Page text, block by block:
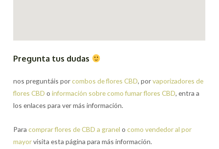
Pregunta tus dudas
nos preguntáis porcombos de flores CBD, porvaporizadores de
flores CBD oinformación sobre como fumar flores CBD, entra a
los enlaces para ver más información.
Paracomprar flores de CBD a granel ocomo vendedor al por
mayorvisita esta página para más información.